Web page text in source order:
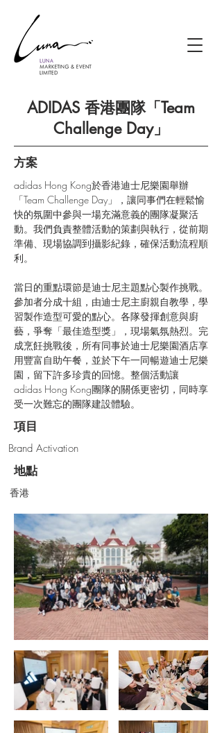
ADIDAS 香港團隊「Team
Challenge Day」
方案
adidas Hong Kong於香港迪士尼樂園舉辦
「Team Challenge Day」，讓同事們在輕鬆愉
快的氛圍中參與一場充滿意義的團隊凝聚活
動。我們負責整體活動的策劃與執行，從前期
準備、現場協調到攝影紀錄，確保活動流程順
利。
當日的重點環節是迪士尼主題點心製作挑戰。
參加者分成十組，由迪士尼主廚親自教學，學
習製作造型可愛的點心。各隊發揮創意與廚
藝，爭奪「最佳造型獎」，現場氣氛熱烈。完
成烹飪挑戰後，所有同事於迪士尼樂園酒店享
用豐富自助午餐，並於下午一同暢遊迪士尼樂
園，留下許多珍貴的回憶。整個活動讓
adidas Hong Kong團隊的關係更密切，同時享
受一次難忘的團隊建設體驗。
項目
Brand Activation
地點
香港